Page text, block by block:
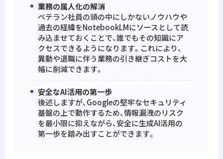
業務の属人化の解消
ベテラン社員の頭の中にしかないノウハウや
過去の経緯をNotebookLMにソースとして読
み込ませておくことで、誰でもその知識にア
クセスできるようになります。これにより、
異動や退職に伴う業務の引き継ぎコストを大
幅に削減できます。
安全なAI活用の第一歩
後述しますが、Googleの堅牢なセキュリティ
基盤の上で動作するため、情報漏洩のリスク
を最小限に抑えながら、安全に生成AI活用の
第一歩を踏み出すことができます。